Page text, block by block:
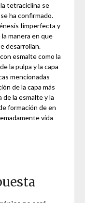
tetraciclina se
ha confirmado.
Iimperfecta y
manera en que
desarrollan.
esmalte como la
la pulpa y la capa
mencionadas
de la capa más
de la esmalte y la
formación de en
vida